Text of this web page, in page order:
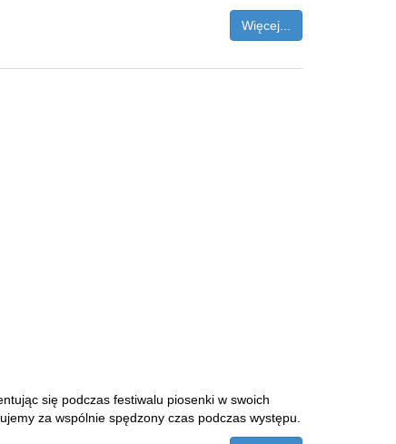
Więcej...
się podczas festiwalu piosenki w swoich
za wspólnie spędzony czas podczas występu.